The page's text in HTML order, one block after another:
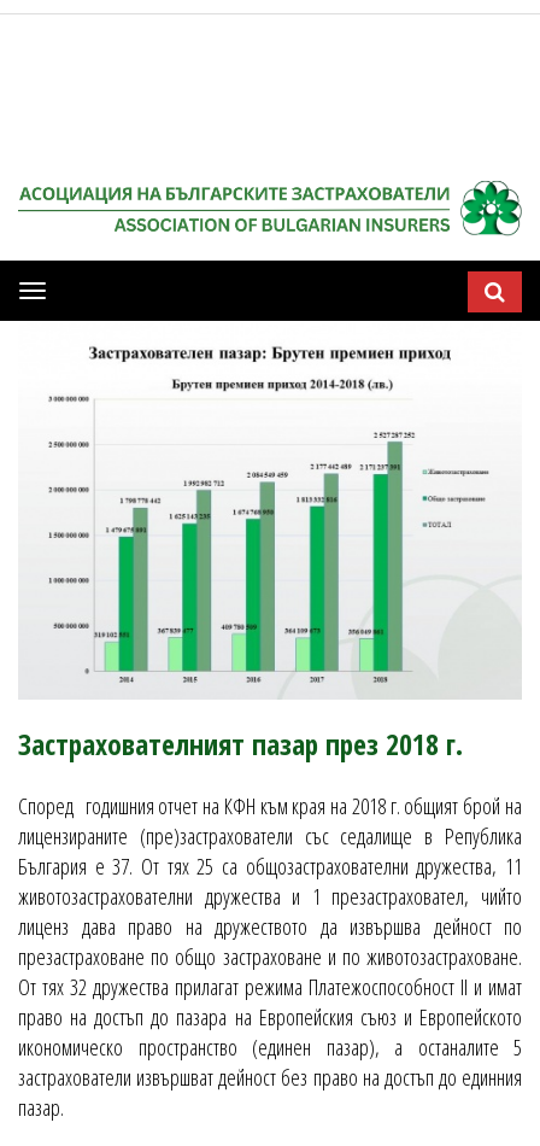
Мобилна
навигация
Застрахователният пазар през 2018 г.
Според годишния отчет на КФН към края на 2018 г. общият брой на
лицензираните (пре)застрахователи със седалище в Република
България е 37. От тях 25 са общозастрахователни дружества, 11
животозастрахователни дружества и 1 презастраховател, чийто
лиценз дава право на дружеството да извършва дейност по
презастраховане по общо застраховане и по животозастраховане.
От тях 32 дружества прилагат режима Платежоспособност II и имат
право на достъп до пазара на Европейския съюз и Европейското
икономическо пространство (единен пазар), а останалите 5
застрахователи извършват дейност без право на достъп до единния
пазар.